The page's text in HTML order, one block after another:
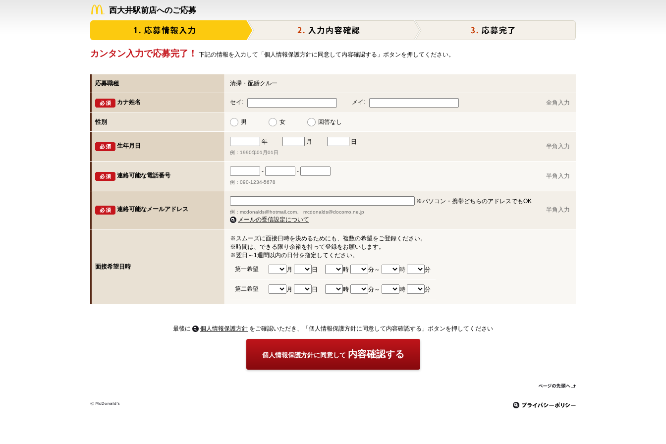
西大井駅前店へのご応募
カンタン入力で応募完了！ 下記の情報を入力して「個人情報保護方針に同意して内容確認する」ボタンを押してください。
応募職種 清掃・配膳クルー
カナ姓名 セイ: メイ: 全角入力
性別 男 女 回答なし
生年月日
年 月 日
例：1990年01月01日
半角入力
連絡可能な電話番号
- -
例：090-1234-5678
半角入力
連絡可能なメールアドレス
※パソコン・携帯どちらのアドレスでもOK
例：mcdonalds@hotmail.com、 mcdonalds@docomo.ne.jp
メールの受信設定について
半角入力
面接希望日時
※スムーズに面接日時を決めるためにも、複数の希望をご登録ください。
※時間は、できる限り余裕を持って登録をお願いします。
※翌日～1週間以内の日付を指定してください。
第一希望
月 日 時 分～ 時 分
第二希望 月 日 時 分～ 時 分
最後に 個人情報保護方針 をご確認いただき、「個人情報保護方針に同意して内容確認する」ボタンを押してください
個人情報保護方針に同意して 内容確認する